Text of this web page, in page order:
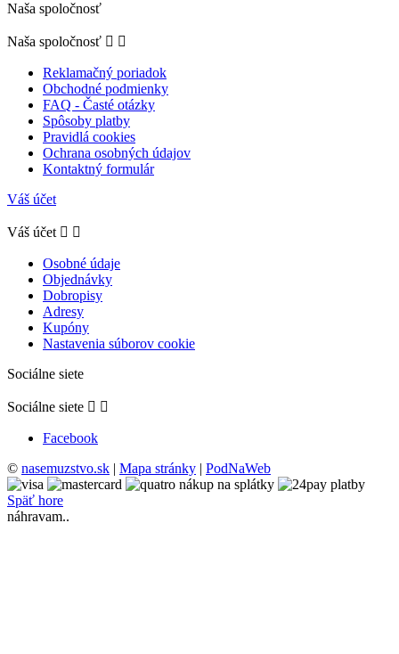
Naša spoločnosť
Naša spoločnosť  
Reklamačný poriadok
Obchodné podmienky
FAQ - Časté otázky
Spôsoby platby
Pravidlá cookies
Ochrana osobných údajov
Kontaktný formulár
Váš účet
Váš účet  
Osobné údaje
Objednávky
Dobropisy
Adresy
Kupóny
Nastavenia súborov cookie
Sociálne siete
Sociálne siete  
Facebook
© nasemuzstvo.sk | Mapa stránky | PodNaWeb
Späť hore
náhravam..